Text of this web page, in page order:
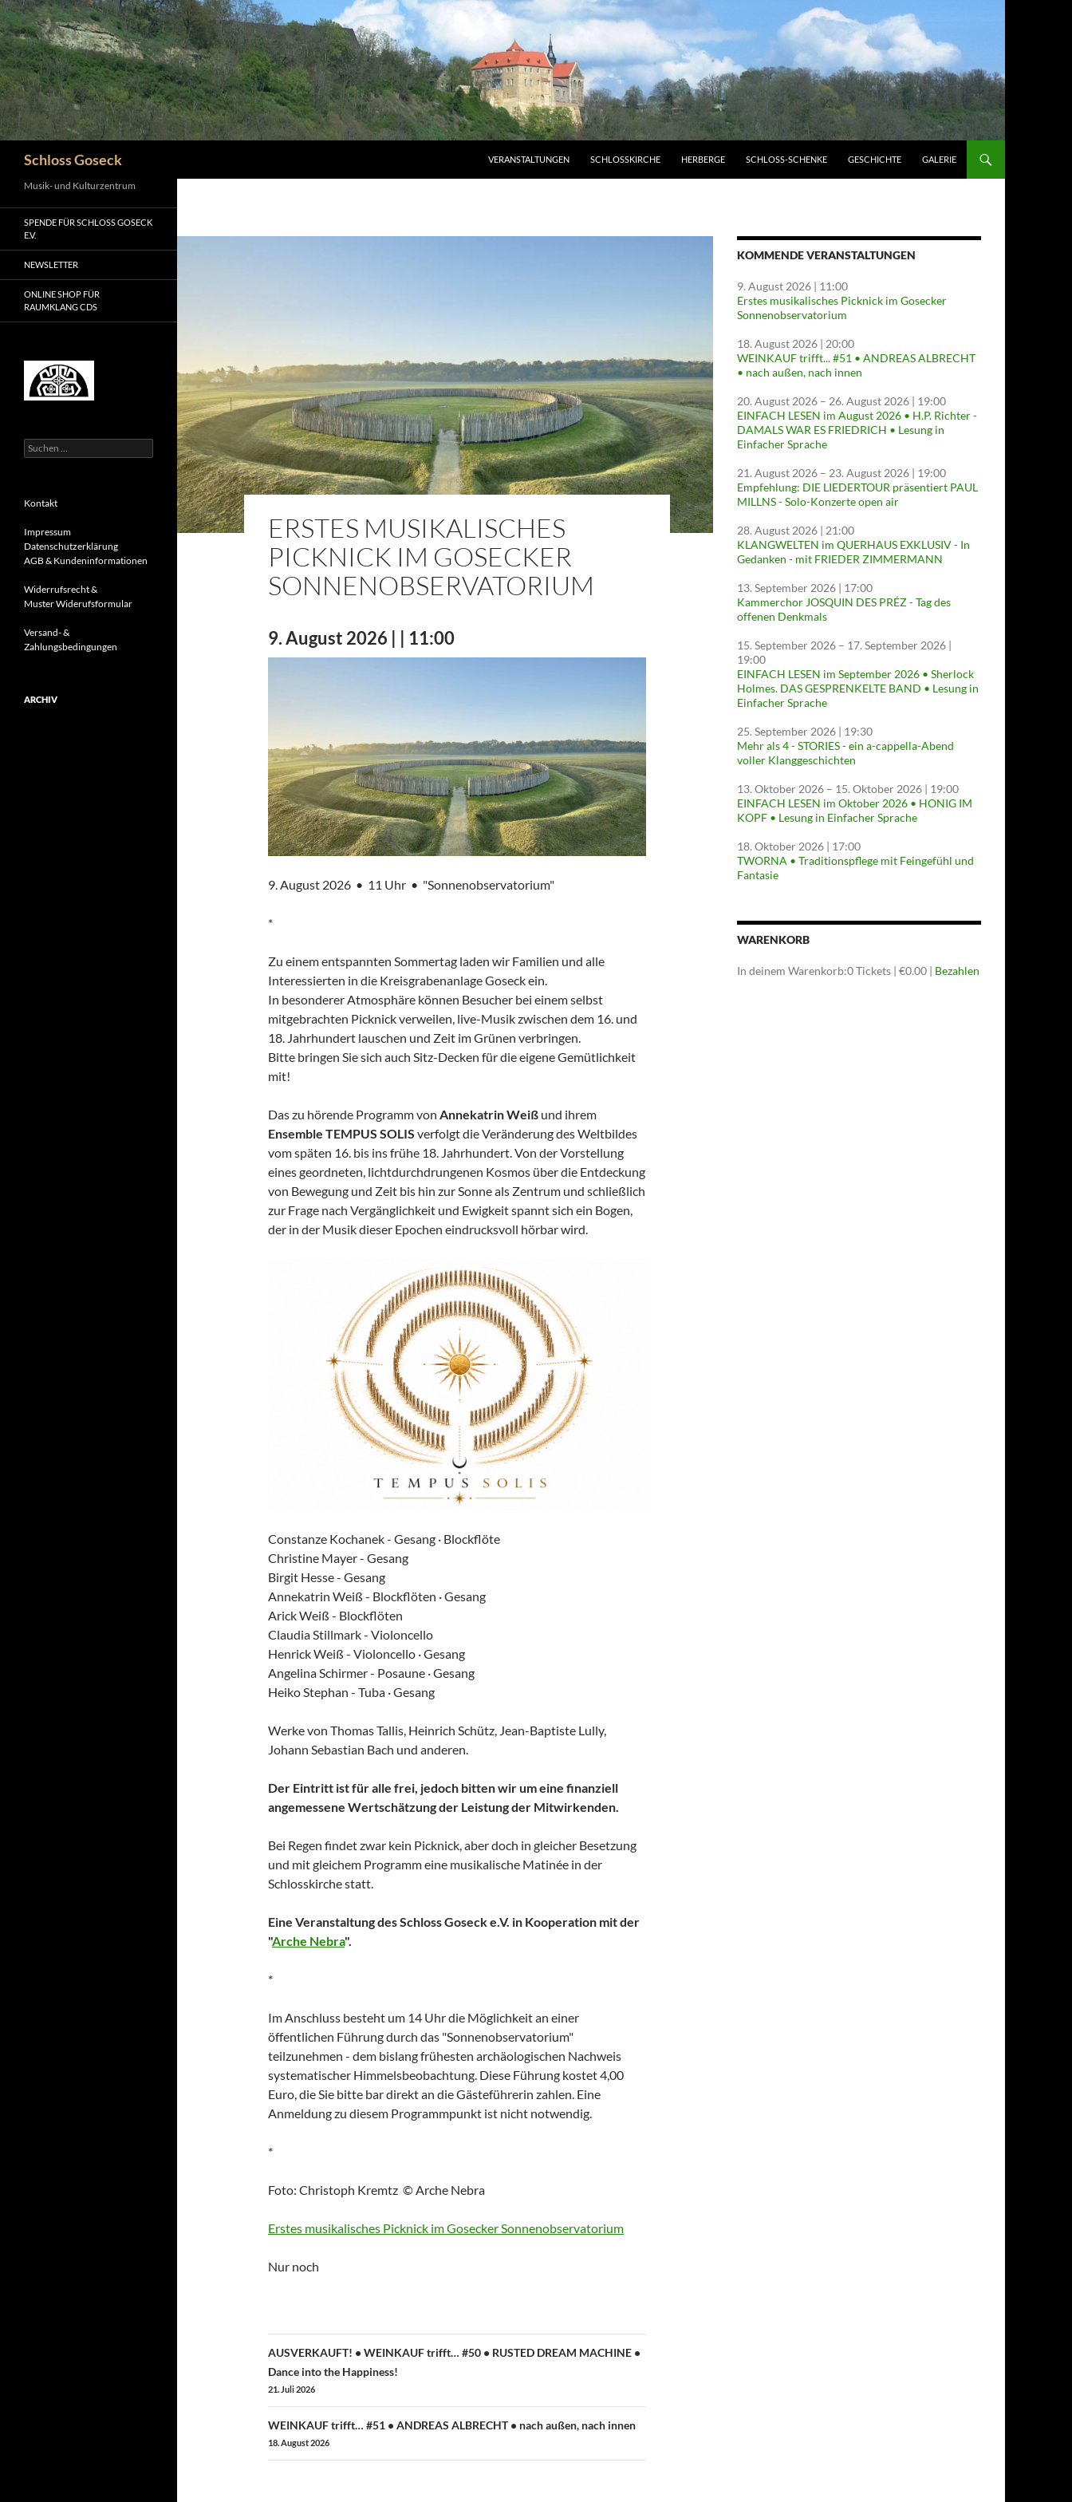
Zum
Inhalt
springen
Schloss Goseck VERANSTALTUNGEN SCHLOSSKIRCHE HERBERGE SCHLOSS-SCHENKE GESCHICHTE GALERIE
ERSTES MUSIKALISCHES
PICKNICK IM GOSECKER
SONNENOBSERVATORIUM
9. August 2026 | | 11:00
9. August 2026 • 11 Uhr • "Sonnenobservatorium"
*
Zu einem entspannten Sommertag laden wir Familien und alle
Interessierten in die Kreisgrabenanlage Goseck ein.
In besonderer Atmosphäre können Besucher bei einem selbst
mitgebrachten Picknick verweilen, live-Musik zwischen dem 16. und
18. Jahrhundert lauschen und Zeit im Grünen verbringen.
Bitte bringen Sie sich auch Sitz-Decken für die eigene Gemütlichkeit
mit!
Das zu hörende Programm von Annekatrin Weiß und ihrem
Ensemble TEMPUS SOLIS verfolgt die Veränderung des Weltbildes
vom späten 16. bis ins frühe 18. Jahrhundert. Von der Vorstellung
eines geordneten, lichtdurchdrungenen Kosmos über die Entdeckung
von Bewegung und Zeit bis hin zur Sonne als Zentrum und schließlich
zur Frage nach Vergänglichkeit und Ewigkeit spannt sich ein Bogen,
der in der Musik dieser Epochen eindrucksvoll hörbar wird.
Constanze Kochanek - Gesang · Blockflöte
Christine Mayer - Gesang
Birgit Hesse - Gesang
Annekatrin Weiß - Blockflöten · Gesang
Arick Weiß - Blockflöten
Claudia Stillmark - Violoncello
Henrick Weiß - Violoncello · Gesang
Angelina Schirmer - Posaune · Gesang
Heiko Stephan - Tuba · Gesang
Werke von Thomas Tallis, Heinrich Schütz, Jean-Baptiste Lully,
Johann Sebastian Bach und anderen.
Der Eintritt ist für alle frei, jedoch bitten wir um eine finanziell
angemessene Wertschätzung der Leistung der Mitwirkenden.
Bei Regen findet zwar kein Picknick, aber doch in gleicher Besetzung
und mit gleichem Programm eine musikalische Matinée in der
Schlosskirche statt.
Eine Veranstaltung des Schloss Goseck e.V. in Kooperation mit der
"Arche Nebra".
*
Im Anschluss besteht um 14 Uhr die Möglichkeit an einer
öffentlichen Führung durch das "Sonnenobservatorium"
teilzunehmen - dem bislang frühesten archäologischen Nachweis
systematischer Himmelsbeobachtung. Diese Führung kostet 4,00
Euro, die Sie bitte bar direkt an die Gästeführerin zahlen. Eine
Anmeldung zu diesem Programmpunkt ist nicht notwendig.
*
Foto: Christoph Kremtz © Arche Nebra
More
about
Erstes musikalisches Picknick im Gosecker Sonnenobservatorium
Nur noch
Beitragsnavigation
AUSVERKAUFT! • WEINKAUF trifft… #50 • RUSTED DREAM MACHINE •
Dance into the Happiness!
21. Juli 2026
WEINKAUF trifft… #51 • ANDREAS ALBRECHT • nach außen, nach innen
18. August 2026
KOMMENDE VERANSTALTUNGEN
9. August 2026 | 11:00
Erstes musikalisches Picknick im Gosecker
Sonnenobservatorium
18. August 2026 | 20:00
WEINKAUF trifft... #51 • ANDREAS ALBRECHT
• nach außen, nach innen
20. August 2026 – 26. August 2026 | 19:00
EINFACH LESEN im August 2026 • H.P. Richter -
DAMALS WAR ES FRIEDRICH • Lesung in
Einfacher Sprache
21. August 2026 – 23. August 2026 | 19:00
Empfehlung: DIE LIEDERTOUR präsentiert PAUL
MILLNS - Solo-Konzerte open air
28. August 2026 | 21:00
KLANGWELTEN im QUERHAUS EXKLUSIV - In
Gedanken - mit FRIEDER ZIMMERMANN
13. September 2026 | 17:00
Kammerchor JOSQUIN DES PRÉZ - Tag des
offenen Denkmals
15. September 2026 – 17. September 2026 |
19:00
EINFACH LESEN im September 2026 • Sherlock
Holmes. DAS GESPRENKELTE BAND • Lesung in
Einfacher Sprache
25. September 2026 | 19:30
Mehr als 4 - STORIES - ein a-cappella-Abend
voller Klanggeschichten
13. Oktober 2026 – 15. Oktober 2026 | 19:00
EINFACH LESEN im Oktober 2026 • HONIG IM
KOPF • Lesung in Einfacher Sprache
18. Oktober 2026 | 17:00
TWORNA • Traditionspflege mit Feingefühl und
Fantasie
WARENKORB
In deinem Warenkorb:0Tickets | €0.00 | Bezahlen
Musik- und Kulturzentrum
SPENDE FÜR SCHLOSS GOSECK
E.V.
NEWSLETTER
ONLINE SHOP FÜR
RAUMKLANG CDS
Suchen
nach:
Kontakt
Impressum
Datenschutzerklärung
AGB & Kundeninformationen
Widerrufsrecht &
Muster Widerufsformular
Versand- &
Zahlungsbedingungen
ARCHIV